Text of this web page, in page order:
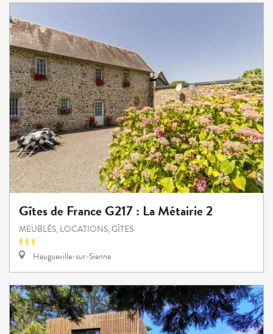
Gîtes de France G217 : La Métairie 2
MEUBLÉS, LOCATIONS, GÎTES
Heugueville-sur-Sienne